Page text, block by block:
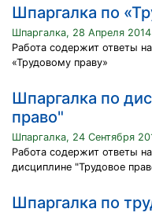
Шпаргалка по
Шпаргалка, 28 Апреля 2014
Работа содержит ответы
«Трудовому праву»
Шпаргалка по
право"
Шпаргалка, 24 Сентября
Работа содержит ответы
дисциплине "Трудовое
Шпаргалка по